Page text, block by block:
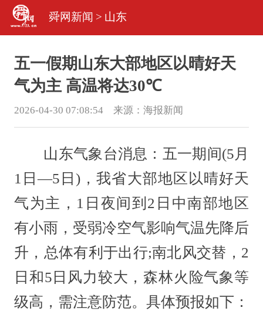
舜网新闻 > 山东
五一假期山东大部地区以晴好天
气为主 高温将达30℃
2026-04-30 07:08:54 来源： 海报新闻
山东气象台消息：五一期间(5月
1日—5日)，我省大部地区以晴好天
气为主，1日夜间到2日中南部地区
有小雨，受弱冷空气影响气温先降后
升，总体有利于出行;南北风交替，2
日和5日风力较大，森林火险气象等
级高，需注意防范。具体预报如下：